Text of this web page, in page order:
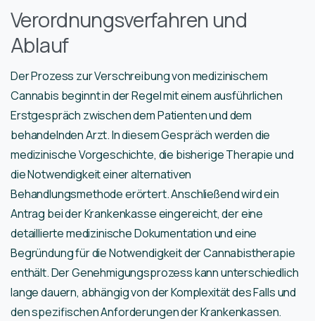
Verordnungsverfahren und
Ablauf
Der Prozess zur Verschreibung von medizinischem
Cannabis beginnt in der Regel mit einem ausführlichen
Erstgespräch zwischen dem Patienten und dem
behandelnden Arzt. In diesem Gespräch werden die
medizinische Vorgeschichte, die bisherige Therapie und
die Notwendigkeit einer alternativen
Behandlungsmethode erörtert. Anschließend wird ein
Antrag bei der Krankenkasse eingereicht, der eine
detaillierte medizinische Dokumentation und eine
Begründung für die Notwendigkeit der Cannabistherapie
enthält. Der Genehmigungsprozess kann unterschiedlich
lange dauern, abhängig von der Komplexität des Falls und
den spezifischen Anforderungen der Krankenkassen.